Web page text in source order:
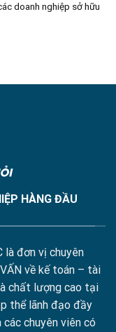
doanh nghiệp sở hữu
HÀNG ĐẦU
là đơn vị chuyên
về kế toán – tài
chất lượng cao tại
thể lãnh đạo đầy
chuyên viên có